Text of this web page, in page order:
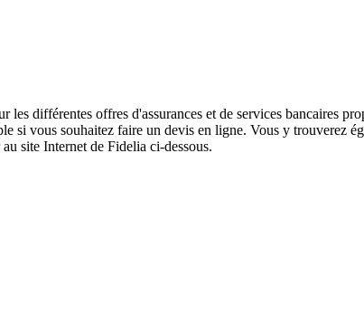
les différentes offres d'assurances et de services bancaires
si vous souhaitez faire un devis en ligne. Vous y trouverez
site Internet de Fidelia ci-dessous.